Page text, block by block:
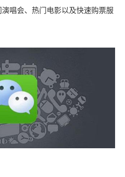
唱会、热门电影以及快速购票服